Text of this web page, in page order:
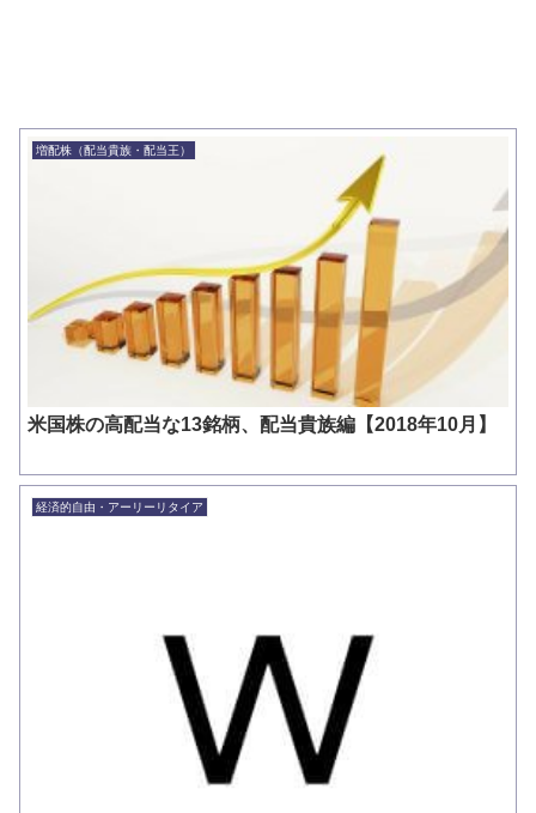
増配株（配当貴族・配当王）
米国株の高配当な13銘柄、配当貴族編【2018年10月】
経済的自由・アーリーリタイア